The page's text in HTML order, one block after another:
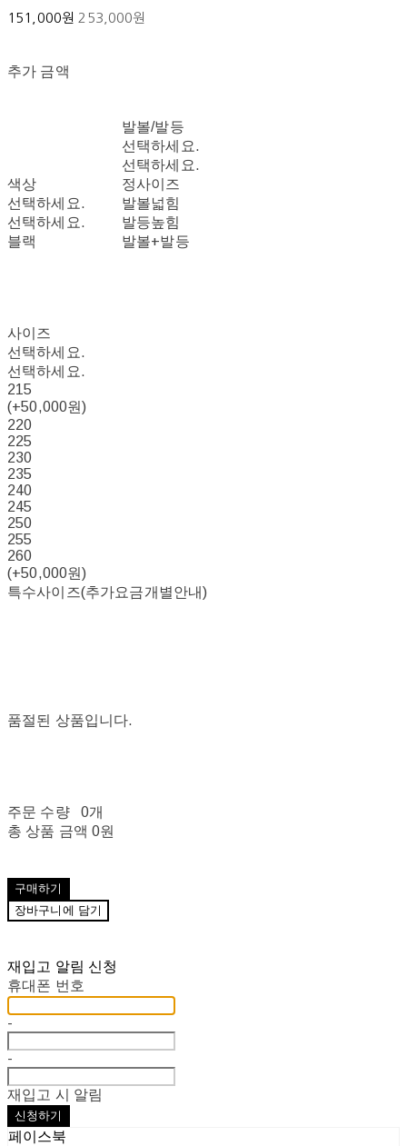
151,000원 253,000원
추가 금액
색상
선택하세요.
선택하세요.
블랙
발볼/발등
선택하세요.
선택하세요.
정사이즈
발볼넓힘
발등높힘
발볼+발등
사이즈
선택하세요.
선택하세요.
215
(+50,000원)
220
225
230
235
240
245
250
255
260
(+50,000원)
특수사이즈(추가요금개별안내)
품절된 상품입니다.
주문 수량
0개
총 상품 금액 0원
구매하기
장바구니에 담기
재입고 알림 신청
휴대폰 번호
-
-
재입고 시 알림
신청하기
페이스북